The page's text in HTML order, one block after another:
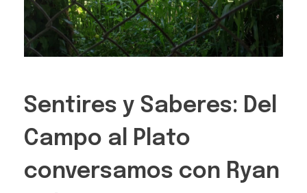
Sentires y Saberes: Del
Campo al Plato
conversamos con Ryan